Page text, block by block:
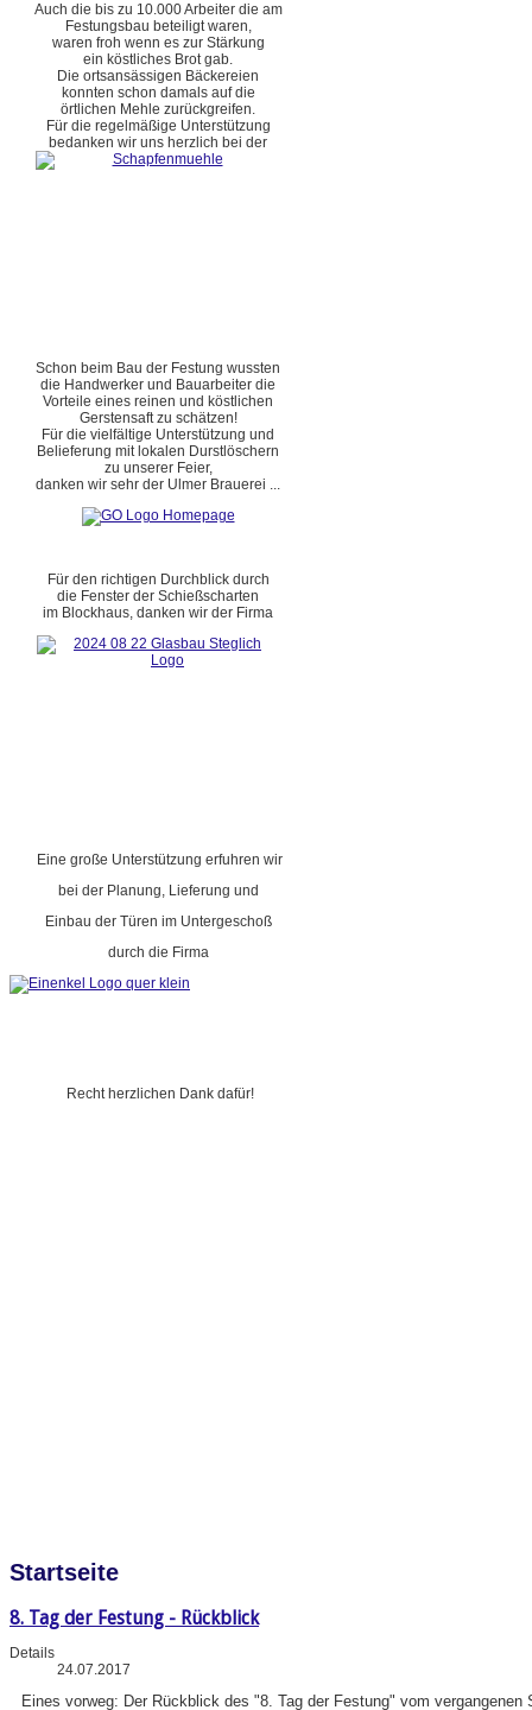
Auch die bis zu 10.000 Arbeiter die am
Festungsbau beteiligt waren,
waren froh wenn es zur Stärkung
ein köstliches Brot gab.
Die ortsansässigen Bäckereien
konnten schon damals auf die
örtlichen Mehle zurückgreifen.
Für die regelmäßige Unterstützung
bedanken wir uns herzlich bei der
Schon beim Bau der Festung wussten
die Handwerker und Bauarbeiter die
Vorteile eines reinen und köstlichen
Gerstensaft zu schätzen!
Für die vielfältige Unterstützung und
Belieferung mit lokalen Durstlöschern
zu unserer Feier,
danken wir sehr der Ulmer Brauerei ...
Für den richtigen Durchblick durch
die Fenster der Schießscharten
im Blockhaus, danken wir der Firma
Eine große Unterstützung erfuhren wir
bei der Planung, Lieferung und
Einbau der Türen im Untergeschoß
durch die Firma
Recht herzlichen Dank dafür!
Startseite
8. Tag der Festung - Rückblick
Details
24.07.2017
Eines vorweg: Der Rückblick des "8. Tag der Festung" vom